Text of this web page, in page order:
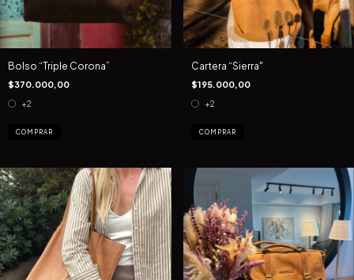
Bolso “Triple Corona”
$370.000,00
+2
COMPRAR
Cartera “Sierra"
$195.000,00
+2
COMPRAR